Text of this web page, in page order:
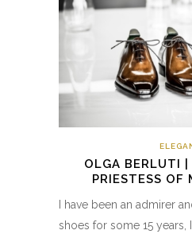
OLGA BERLUTI
PRIESTESS OF
I have been an admirer
shoes for some 15 years,